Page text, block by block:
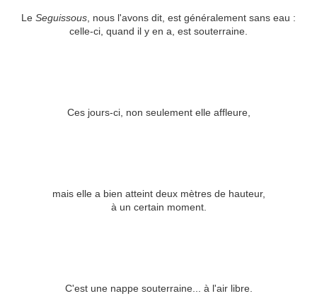
Le Seguissous , nous l'avons dit, est généralement sans eau :
celle-ci, quand il y en a, est souterraine.
Ces jours-ci, non seulement elle affleure,
mais elle a bien atteint deux mètres de hauteur,
à un certain moment.
C'est une nappe souterraine... à l'air libre.